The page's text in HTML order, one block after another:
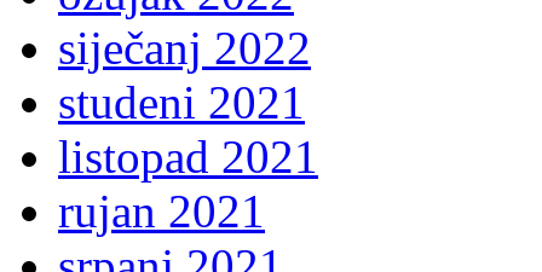
siječanj 2022
studeni 2021
listopad 2021
rujan 2021